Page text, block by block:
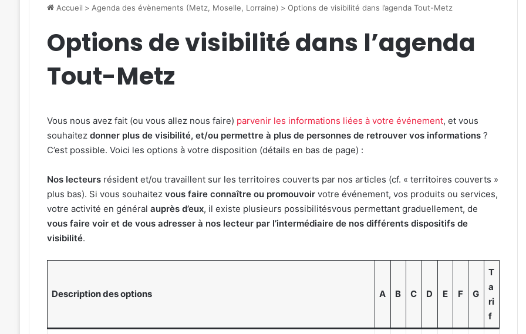
Accueil > Agenda des évènements (Metz, Moselle, Lorraine) > Options de visibilité dans l’agenda Tout-Metz
Options de visibilité dans l’agenda
Tout-Metz
Vous nous avez fait (ou vous allez nous faire) parvenir les informations liées à votre événement, et vous
souhaitez donner plus de visibilité, et/ou permettre à plus de personnes de retrouver vos informations?
C’est possible. Voici les options à votre disposition (détails en bas de page) :
Nos lecteurs résident et/ou travaillent sur les territoires couverts par nos articles (cf. « territoires couverts »
plus bas). Si vous souhaitez vous faire connaître ou promouvoirvotre événement, vos produits ou services,
votre activité en général auprès d’eux, il existe plusieurs possibilitésvous permettant graduellement, de
vous faire voir et de vous adresser à nos lecteur par l’intermédiaire de nos différents dispositifs de
visibilité.
Description des options A B C D E F G
T
a
ri
f